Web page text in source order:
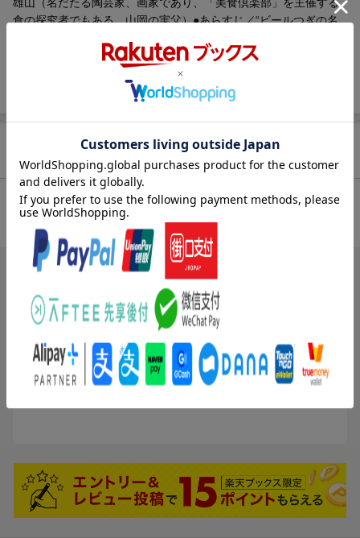
雄山（名だたる陶芸家、画家であり、「美食倶楽部」を主催する
食の探究者でもある。山岡の実父）●あらすじ／“ビールつぎの名
たち。ところが出されたジョッキの泡はつぶれていて、不審に思
った山岡が従業員に尋ねてみると、なんと盛沢は店を辞めてしま
ったとのこと。どうやら、最近この店を買収した新オーナー・仁
いのだが…（第1話）。●本巻の特徴／第12集のテーマは「居酒屋
料理」。黒大豆の枝豆、いわしの南蛮漬け、サザエの刺身、びっ
くり海老しんじょ、マッシュルーム・パイ、ジャガイモグラタ
ン、アジのたたき揚げ餃子、鰻の串焼き、鳥刺しなどにまつわる
エピソードを紹介。巻頭カラー特別レシピ「いわしの小判揚げ」
＆雁屋哲書き下ろしコラム「美味しんぼの日々」も収録！
商品レビュー（1件）
総合評価：
条件に満たないため、評価は表示できません。
ブックスのレビュー（1件）
3
自爆娘